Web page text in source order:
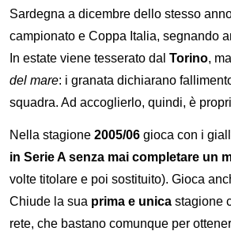
Sardegna a dicembre dello stesso
campionato e Coppa Italia, segnando
In estate viene tesserato dal Torino,
del mare: i granata dichiarano
squadra. Ad accoglierlo, quindi, è
Nella stagione 2005/06 gioca con i
in Serie A senza mai completare un
volte titolare e poi sostituito). Gioca
Chiude la sua prima e unica stagione
rete, che bastano comunque per